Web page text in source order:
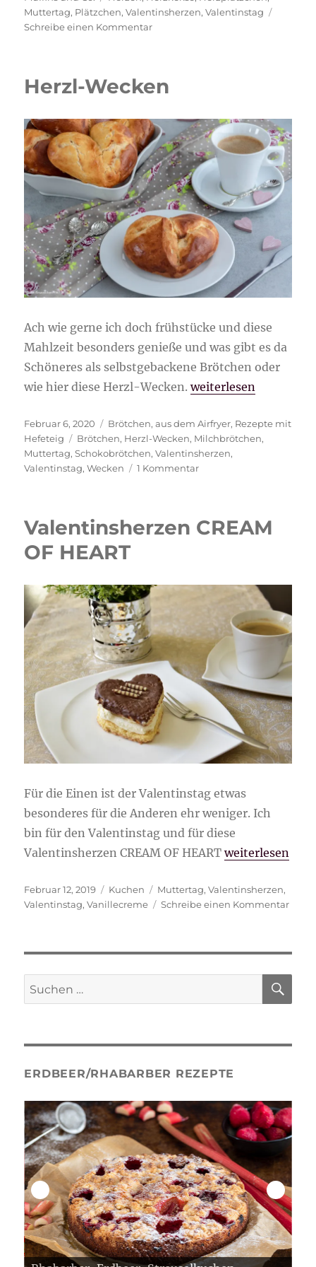
Muttertag, Plätzchen,Valentinsherzen,Valentinstag
Schreibe einen Kommentarzu
Herzl-Wecken
Ach wie gerne ich doch frühstücke und diese
Mahlzeit besonders genieße und was gibt es da
Schöneres als selbstgebackene Brötchen oder
wie hier diese Herzl-Wecken.„Herzl-Wecken“
weiterlesen
Veröffentlicht
am
Februar 6, 2020 Kategorien
Brötchen,aus dem Airfryer, Rezepte mit
Hefeteig
Schlagwörter
Brötchen, Herzl-Wecken, Milchbrötchen,
Muttertag,Schokobrötchen,Valentinsherzen,
Valentinstag,Wecken 1 Kommentarzu
Valentinsherzen CREAM
OF HEART
Für die Einen ist der Valentinstag etwas
besonderes für die Anderen ehr weniger. Ich
bin für den Valentinstag und für diese
Valentinsherzen CREAM OF HEARTweiterlesen
Veröffentlicht
am
Februar 12, 2019 Kategorien
Kuchen Schlagwörter
Muttertag,Valentinsherzen,
Valentinstag,Vanillecreme Schreibe einen Kommentarzu
Suche
nach:
ERDBEER/RHABARBER REZEPTE